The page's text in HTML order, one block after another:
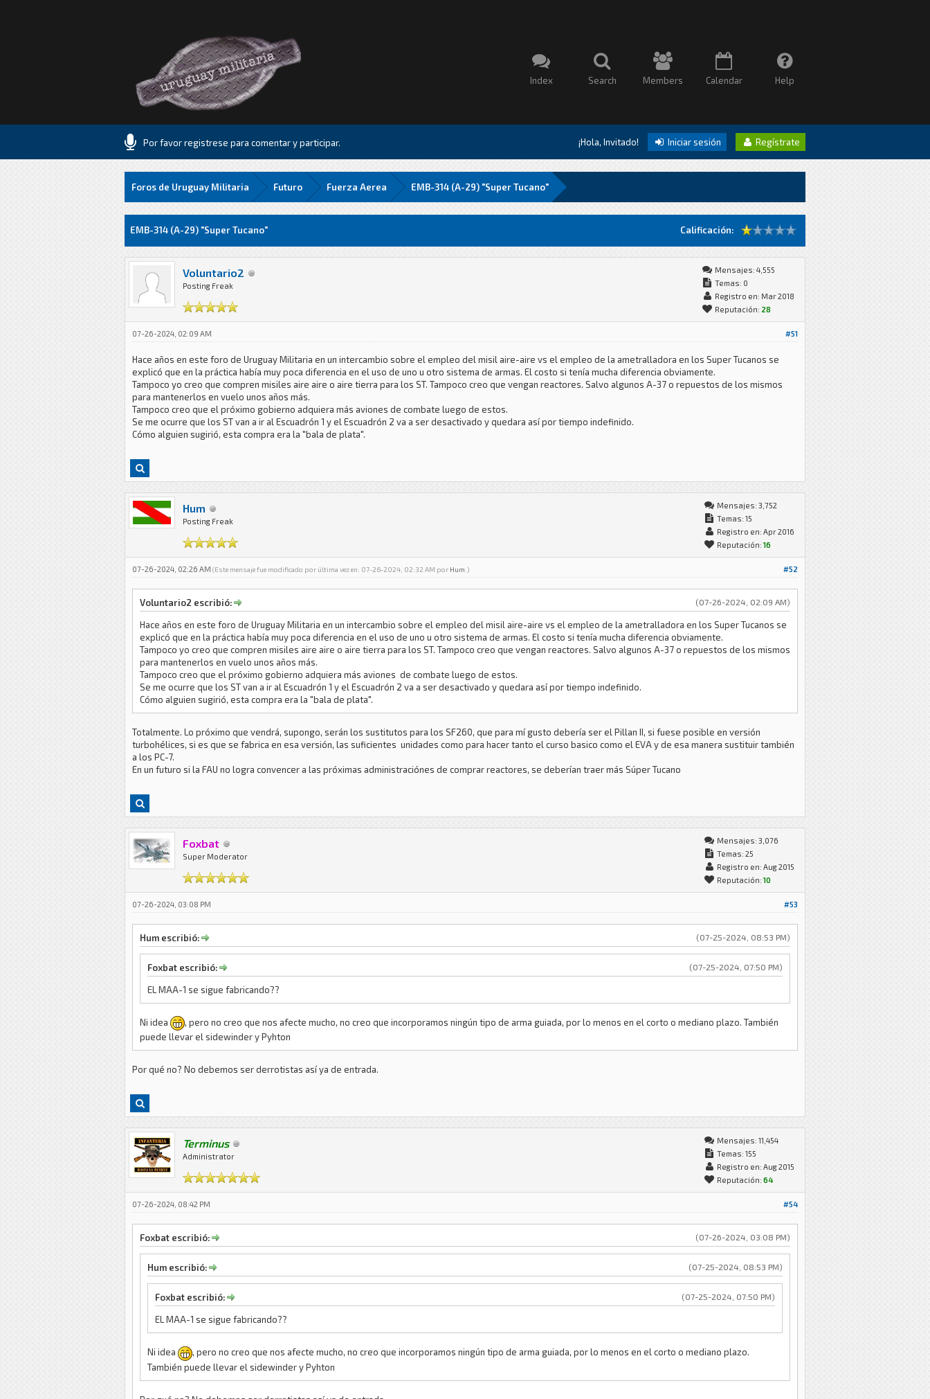
Index Search Members Calendar Help
Por favor registrese para comentar y participar. ¡Hola, Invitado! Iniciar sesión Regístrate
Foros de Uruguay Militaria Futuro Fuerza Aerea EMB-314 (A-29) "Super Tucano"
Calificación:
5 voto(s) - 1 Media
1
2
3
4
5 EMB-314 (A-29) "Super Tucano"
Voluntario2
Posting Freak
Mensajes: 4,555
Temas: 0
Registro en: Mar 2018
Reputación: 28
#51
07-26-2024, 02:09 AM
Hace años en este foro de Uruguay Militaria en un intercambio sobre el empleo del misil aire-aire vs el empleo de la ametralladora en los Super Tucanos se
explicó que en la práctica había muy poca diferencia en el uso de uno u otro sistema de armas. El costo si tenía mucha diferencia obviamente.
Tampoco yo creo que compren misiles aire aire o aire tierra para los ST. Tampoco creo que vengan reactores. Salvo algunos A-37 o repuestos de los mismos
para mantenerlos en vuelo unos años más.
Tampoco creo que el próximo gobierno adquiera más aviones de combate luego de estos.
Se me ocurre que los ST van a ir al Escuadrón 1 y el Escuadrón 2 va a ser desactivado y quedara así por tiempo indefinido.
Cómo alguien sugirió, esta compra era la "bala de plata".
Hum
Posting Freak
Mensajes: 3,752
Temas: 15
Registro en: Apr 2016
Reputación: 16
#52
07-26-2024, 02:26 AM (Este mensaje fue modificado por última vez en: 07-26-2024, 02:32 AM por Hum .)
(07-26-2024, 02:09 AM)
Voluntario2 escribió:
Hace años en este foro de Uruguay Militaria en un intercambio sobre el empleo del misil aire-aire vs el empleo de la ametralladora en los Super Tucanos se
explicó que en la práctica había muy poca diferencia en el uso de uno u otro sistema de armas. El costo si tenía mucha diferencia obviamente.
Tampoco yo creo que compren misiles aire aire o aire tierra para los ST. Tampoco creo que vengan reactores. Salvo algunos A-37 o repuestos de los mismos
para mantenerlos en vuelo unos años más.
Tampoco creo que el próximo gobierno adquiera más aviones de combate luego de estos.
Se me ocurre que los ST van a ir al Escuadrón 1 y el Escuadrón 2 va a ser desactivado y quedara así por tiempo indefinido.
Cómo alguien sugirió, esta compra era la "bala de plata".
Totalmente. Lo próximo que vendrá, supongo, serán los sustitutos para los SF260, que para mí gusto debería ser el Pillan II, si fuese posible en versión
turbohélices, si es que se fabrica en esa versión, las suficientes unidades como para hacer tanto el curso basico como el EVA y de esa manera sustituir también
a los PC-7.
En un futuro si la FAU no logra convencer a las próximas administraciónes de comprar reactores, se deberían traer más Súper Tucano
Foxbat
Super Moderator
Mensajes: 3,076
Temas: 25
Registro en: Aug 2015
Reputación: 10
#53
07-26-2024, 03:08 PM
(07-25-2024, 08:53 PM)
Hum escribió:
(07-25-2024, 07:50 PM)
Foxbat escribió:
EL MAA-1 se sigue fabricando??
Ni idea
, pero no creo que nos afecte mucho, no creo que incorporamos ningún tipo de arma guiada, por lo menos en el corto o mediano plazo. También
puede llevar el sidewinder y Pyhton
Por qué no? No debemos ser derrotistas así ya de entrada.
Terminus
Administrator
Mensajes: 11,454
Temas: 155
Registro en: Aug 2015
Reputación: 64
#54
07-26-2024, 08:42 PM
(07-26-2024, 03:08 PM)
Foxbat escribió:
(07-25-2024, 08:53 PM)
Hum escribió:
(07-25-2024, 07:50 PM)
Foxbat escribió:
EL MAA-1 se sigue fabricando??
Ni idea
, pero no creo que nos afecte mucho, no creo que incorporamos ningún tipo de arma guiada, por lo menos en el corto o mediano plazo.
También puede llevar el sidewinder y Pyhton